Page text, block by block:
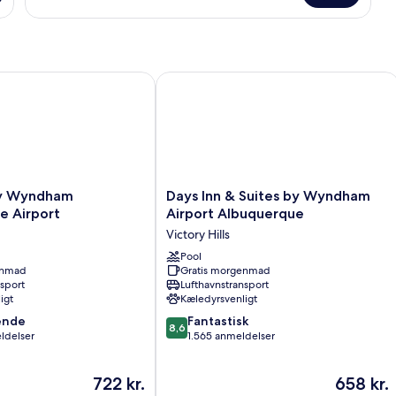
-
Wyndham
Airport
Prisen
722 kr.
Albuquerque Airport
Days
Inn
Suites
by
Wyndham
Airport
Albuquerque
Victory
Hills
Days Inn & Suites by Wyndham
Airport Albuquerque
Victory Hills
Pool
Gratis morgenmad
Lufthavnstransport
Kæledyrsvenligt
8.6
ud
8,6 Fantastisk
1.565 anmeldelser
Prisen
658 kr.
Days Inn & Suites by Wyndham